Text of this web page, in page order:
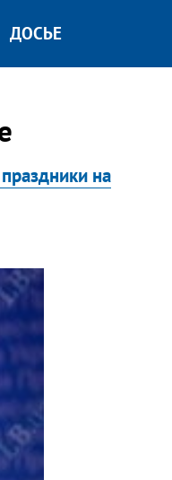
ДОСЬЕ
на